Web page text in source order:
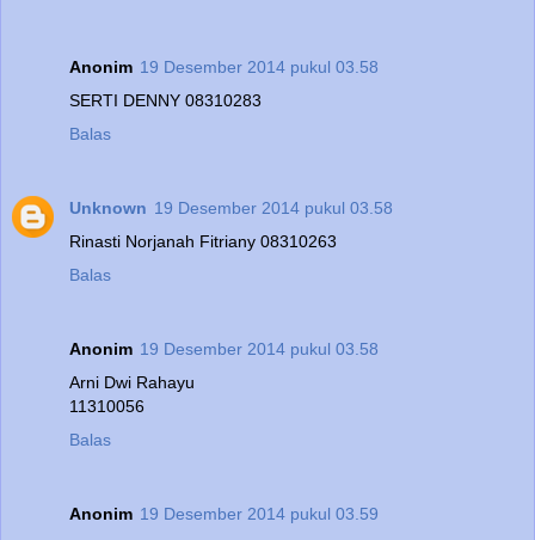
Anonim 19 Desember 2014 pukul 03.58
SERTI DENNY 08310283
Balas
Unknown 19 Desember 2014 pukul 03.58
Rinasti Norjanah Fitriany 08310263
Balas
Anonim 19 Desember 2014 pukul 03.58
Arni Dwi Rahayu
11310056
Balas
Anonim 19 Desember 2014 pukul 03.59